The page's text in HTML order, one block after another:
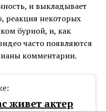
и выкладывает
реакция некоторых
бурной, и, как
часто появляются
комментарии.
живет актер